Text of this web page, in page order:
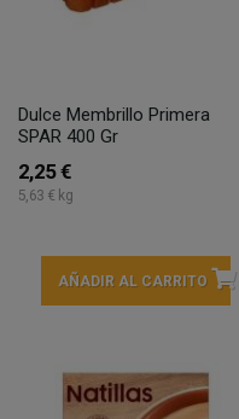
Dulce Membrillo Primera
SPAR 400 Gr
2,25 €
5,63 € kg
AÑADIR AL CARRITO